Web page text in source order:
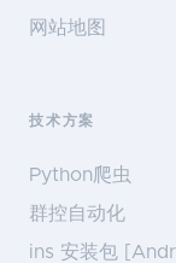
网站地图
技术方案
Python爬虫
群控自动化
ins 安装包